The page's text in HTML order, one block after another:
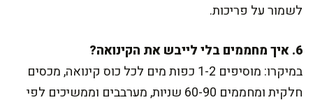
לשמור על פריכות.
6. איך מחממים בלי לייבש את הקינואה?
במיקרו: מוסיפים 1-2 כפות מים לכל כוס קינואה, מכסים
חלקית ומחממים 60-90 שניות, מערבבים וממשיכים לפי